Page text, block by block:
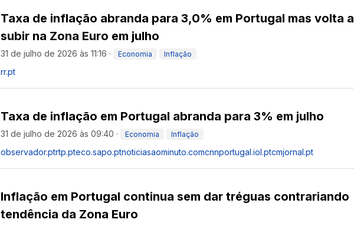
Taxa de inflação abranda para 3,0% em Portugal mas volta a
subir na Zona Euro em julho
31 de julho de 2026 às 11:16 · Economia Inflação
rr.pt
Taxa de inflação em Portugal abranda para 3% em julho
31 de julho de 2026 às 09:40 · Economia Inflação
observador.ptrtp.pteco.sapo.ptnoticiasaominuto.comcnnportugal.iol.ptcmjornal.pt
Inflação em Portugal continua sem dar tréguas contrariando
tendência da Zona Euro